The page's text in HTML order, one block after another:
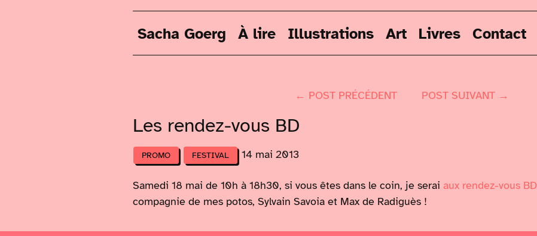
Sacha Goerg À lire Illustrations Art Livres Contact
← POST PRÉCÉDENT POST SUIVANT →
Les rendez-vous BD
PROMO FESTIVAL 14 mai 2013
Samedi 18 mai de 10h à 18h30, si vous êtes dans le coin, je serai aux rendez-vous BD
compagnie de mes potos, Sylvain Savoia et Max de Radiguès !